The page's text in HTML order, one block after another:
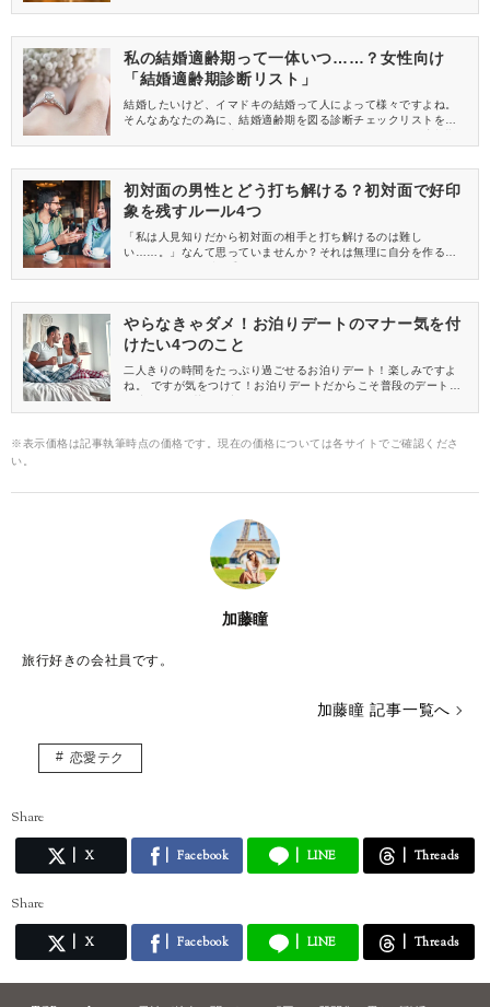
が地味に傷つく言葉を知って、言わないように注意しましょう。
私の結婚適齢期って一体いつ……？女性向け
「結婚適齢期診断リスト」
結婚したいけど、イマドキの結婚って人によって様々ですよね。
そんなあなたの為に、結婚適齢期を図る診断チェックリストを作
かも。イマイチ当てはまらないという方は実はまだ結婚するべき
初対面の男性とどう打ち解ける？初対面で好印
象を残すルール4つ
「私は人見知りだから初対面の相手と打ち解けるのは難し
い……。」なんて思っていませんか？それは無理に自分を作るか
イしてみてください。きっと楽に打ち解けられるようになってい
やらなきゃダメ！お泊りデートのマナー気を付
けたい4つのこと
二人きりの時間をたっぷり過ごせるお泊りデート！楽しみですよ
ね。 ですが気をつけて！お泊りデートだからこそ普段のデートと
ーをまとめてみました。ぜひ参考にしてみて下さいね。
※表示価格は記事執筆時点の価格です。現在の価格については各サイトでご確認くださ
い。
加藤瞳
旅行好きの会社員です。
加藤瞳 記事一覧へ
恋愛テク
Share
X Facebook LINE Threads
Share
X Facebook LINE Threads